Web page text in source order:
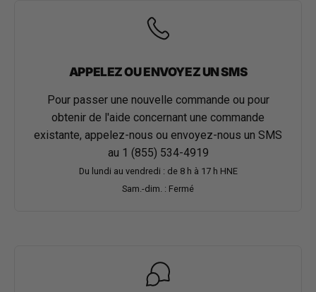
APPELEZ OU ENVOYEZ UN SMS
Pour passer une nouvelle commande ou pour
obtenir de l'aide concernant une commande
existante, appelez-nous ou envoyez-nous un SMS
au 1 (855) 534-4919
Du lundi au vendredi : de 8 h à 17 h HNE
Sam.-dim. : Fermé